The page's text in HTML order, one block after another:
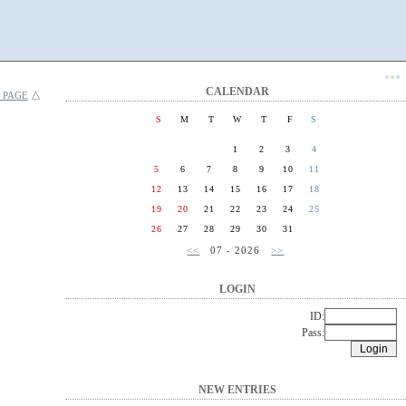
PAGE △
●●●
CALENDAR
S M T W T F S
1 2 3
4
5
6 7 8 9 10
11
12
13 14 15 16 17
18
19
20 21 22 23 24
25
26
27 28 29 30 31
<< 07 - 2026>>
LOGIN
ID:
Pass:
NEW ENTRIES